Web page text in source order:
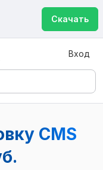
Скачать
Вход
CMS